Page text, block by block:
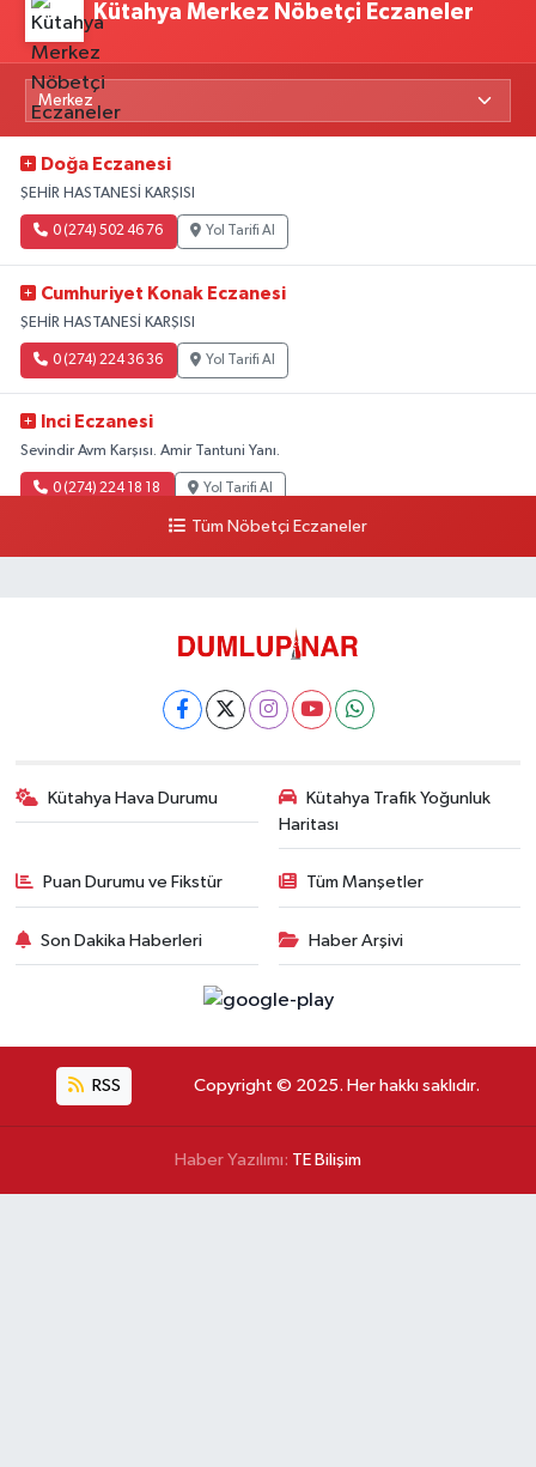
Kütahya Merkez Nöbetçi Eczaneler
Doğa Eczanesi
ŞEHİR HASTANESİ KARŞISI
0 (274) 502 46 76 Yol Tarifi Al
Cumhuriyet Konak Eczanesi
ŞEHİR HASTANESİ KARŞISI
0 (274) 224 36 36 Yol Tarifi Al
Inci Eczanesi
Sevindir Avm Karşısı. Amir Tantuni Yanı.
0 (274) 224 18 18 Yol Tarifi Al
Tüm Nöbetçi Eczaneler
Kütahya Hava Durumu
Kütahya Trafik Yoğunluk
Haritası
Puan Durumu ve Fikstür Tüm Manşetler
Son Dakika Haberleri Haber Arşivi
RSS Copyright © 2025. Her hakkı saklıdır.
Haber Yazılımı: TE Bilişim